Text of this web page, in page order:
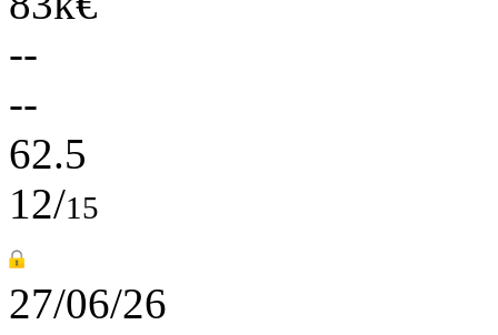
--
--
62.5
12/15
27/06/26